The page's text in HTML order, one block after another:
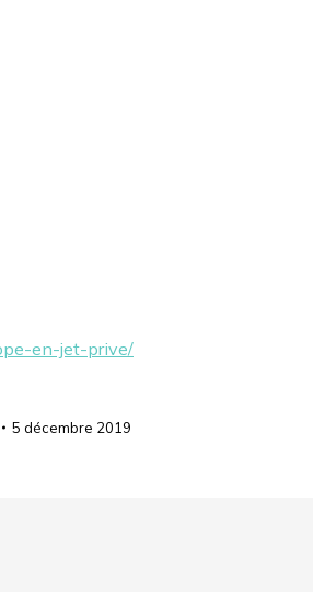
en-jet-prive/
5 décembre 2019